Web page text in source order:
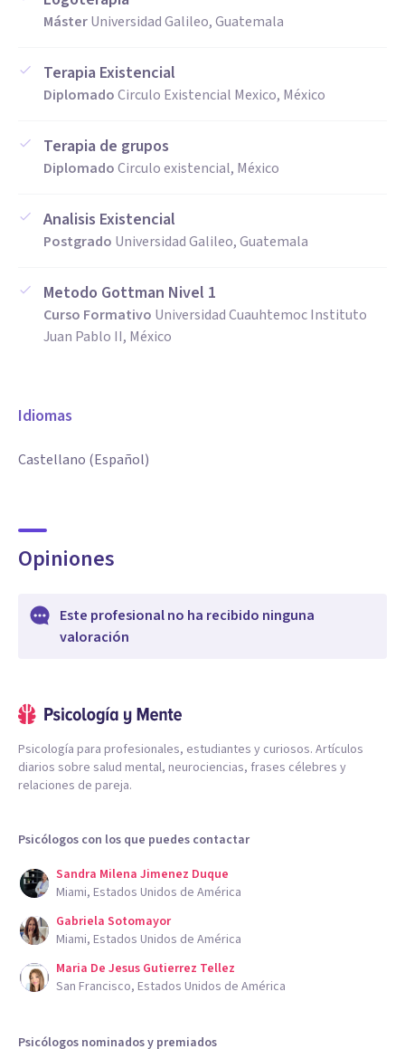
MásterUniversidad Galileo, Guatemala
Terapia Existencial
DiplomadoCirculo Existencial Mexico, México
Terapia de grupos
DiplomadoCirculo existencial, México
Analisis Existencial
Postgrado Universidad Galileo, Guatemala
Metodo Gottman Nivel 1
Curso Formativo Universidad Cuauhtemoc Instituto
Juan Pablo II, México
Idiomas
Castellano (Español)
Opiniones
Este profesional no ha recibido ninguna
valoración
Psicología para profesionales, estudiantes y curiosos. Artículos
diarios sobre salud mental, neurociencias, frases célebres y
relaciones de pareja.
Psicólogos con los que puedes contactar
Sandra Milena Jimenez Duque
Miami, Estados Unidos de América
Gabriela Sotomayor
Miami, Estados Unidos de América
Maria De Jesus Gutierrez Tellez
San Francisco, Estados Unidos de América
Psicólogos nominados y premiados